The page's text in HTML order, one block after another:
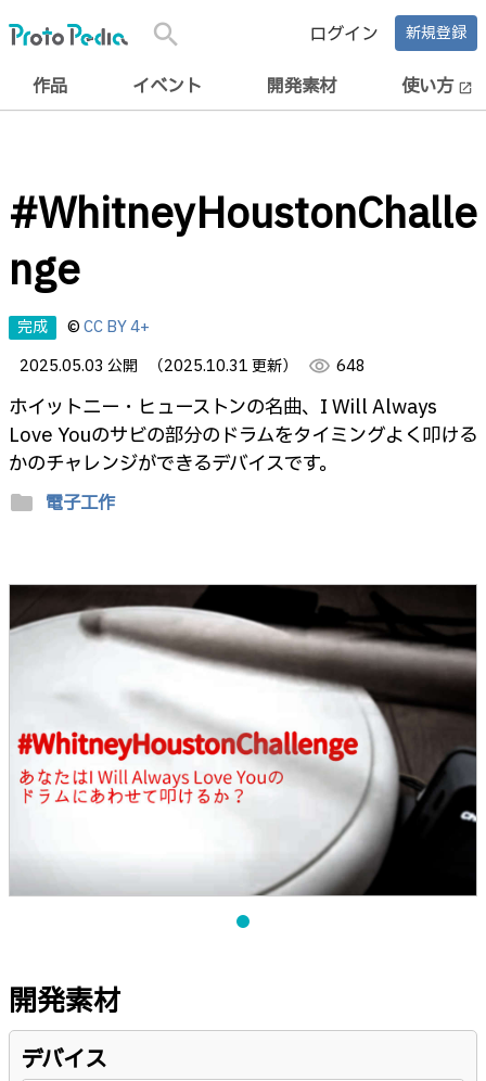
search ログイン 新規登録
作品 イベント 開発素材 使い方 open_in_new
#WhitneyHoustonChalle
nge
完成 ©CC BY 4+
2025.05.03 公開
（2025.10.31 更新） visibility 648
ホイットニー・ヒューストンの名曲、I Will Always
Love Youのサビの部分のドラムをタイミングよく叩ける
かのチャレンジができるデバイスです。
folder 電子工作
開発素材
デバイス